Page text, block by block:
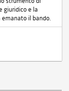
giuridico e la
il bando.